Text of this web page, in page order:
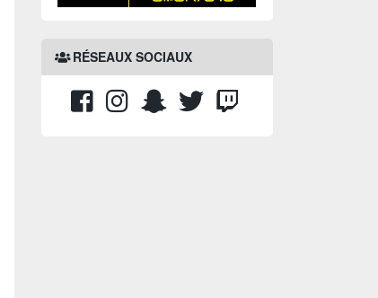
RÉSEAUX SOCIAUX